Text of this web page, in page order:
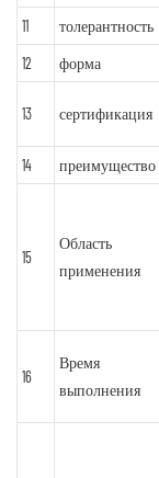
11
толерантность
12
форма
13 сертификация
14
преимущество
15
Область
применения
16
Время
выполнения